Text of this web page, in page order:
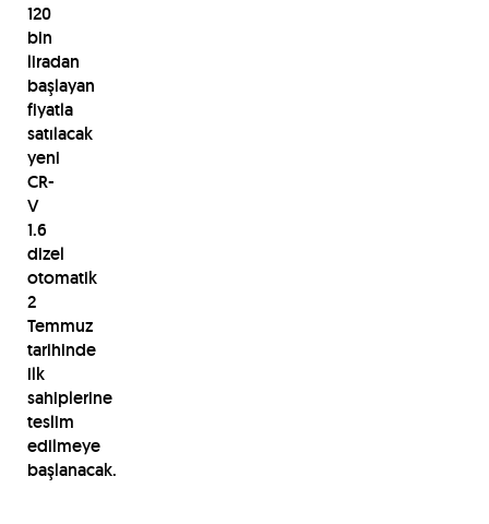
120
bin
liradan
başlayan
fiyatla
satılacak
yeni
CR-
V
1.6
dizel
otomatik
2
Temmuz
tarihinde
ilk
sahiplerine
teslim
edilmeye
başlanacak.